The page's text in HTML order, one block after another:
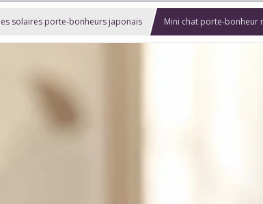
solaires porte-bonheurs japonais Mini chat porte-bonheur